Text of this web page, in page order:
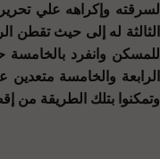
لسرقته وإكراهه علي
للمسكن وانفرد بالخامسة
الرابعة والخامسة متعدين
وتمكنوا بتلك الطريقة من